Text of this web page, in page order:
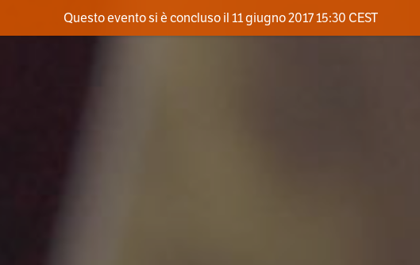
Questo evento si è concluso il 11 giugno 2017 15:30 CEST